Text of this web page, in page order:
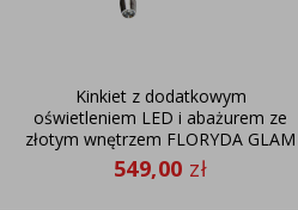
Kinkiet z dodatkowym
oświetleniem LED i abażurem ze
złotym wnętrzem FLORYDA GLAM
549,00 zł